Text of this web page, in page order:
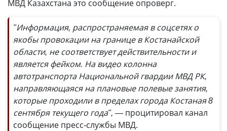
МВД Казахстана это сообщение опроверг.
"Информация, распространяемая в соцсетях о
якобы провокации на границе в Костанайской
области, не соответствует действительности и
является фейком. На видео колонна
автотранспорта Национальной гвардии МВД РК,
направляющаяся на плановые полевые занятия,
которые проходили в пределах города Костаная 8
сентября текущего года", — процитировал канал
сообщение пресс-службы МВД.